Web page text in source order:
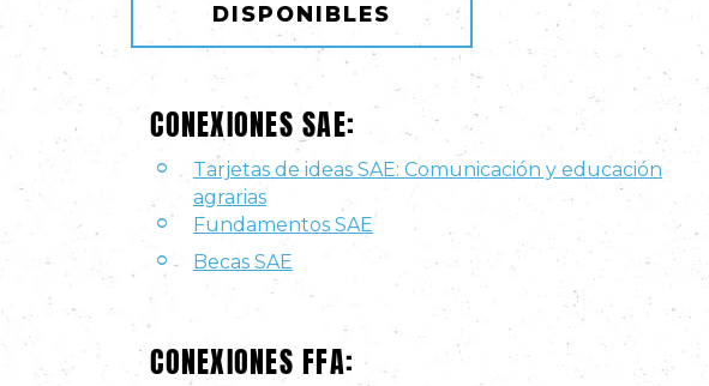
DISPONIBLES
CONEXIONES SAE:
Tarjetas de ideas SAE: Comunicación y educación
agrarias
Fundamentos SAE
Becas SAE
CONEXIONES FFA: